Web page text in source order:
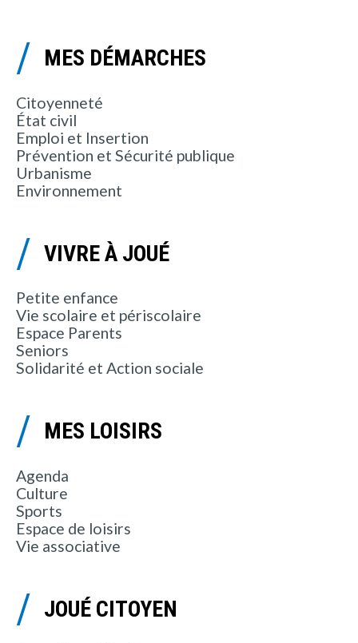
MES DÉMARCHES
Citoyenneté
État civil
Emploi et Insertion
Prévention et Sécurité publique
Urbanisme
Environnement
VIVRE À JOUÉ
Petite enfance
Vie scolaire et périscolaire
Espace Parents
Seniors
Solidarité et Action sociale
MES LOISIRS
Agenda
Culture
Sports
Espace de loisirs
Vie associative
JOUÉ CITOYEN